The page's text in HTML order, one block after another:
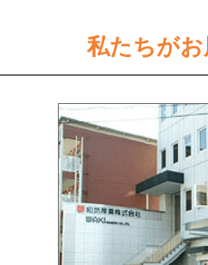
私たちが